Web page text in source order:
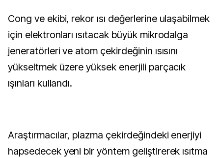
Cong ve ekibi, rekor ısı değerlerine ulaşabilmek
için elektronları ısıtacak büyük mikrodalga
jeneratörleri ve atom çekirdeğinin ısısını
yükseltmek üzere yüksek enerjili parçacık
ışınları kullandı.
Araştırmacılar, plazma çekirdeğindeki enerjiyi
hapsedecek yeni bir yöntem geliştirerek ısıtma